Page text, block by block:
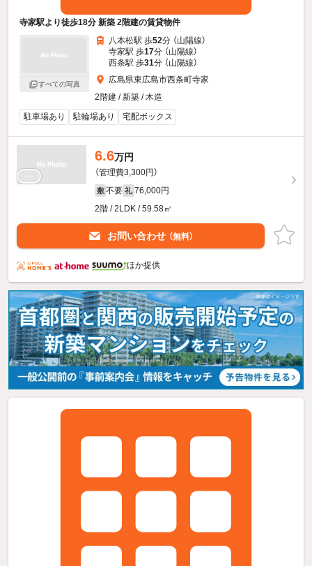
寺家駅より徒歩18分 新築 2階建の賃貸物件
すべての写真
八本松駅 歩52分 （山陽線）
寺家駅 歩17分 （山陽線）
西条駅 歩31分 （山陽線）
広島県東広島市西条町寺家
2階建 / 新築 / 木造
駐車場あり
駐輪場あり 宅配ボックス
6.6万円
（管理費3,300円）
敷 不要 礼 76,000円
2階 / 2LDK / 59.58㎡
お問い合わせ （無料）
ほか提供